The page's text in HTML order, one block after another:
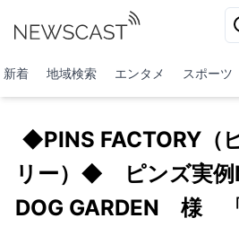
新着 地域検索 エンタメ スポーツ
◆PINS FACTORY（
リー）◆ ピンズ実例
DOG GARDEN 様 「